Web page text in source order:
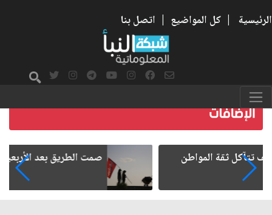
الرئيسية | كل المواضيع | اتصل بنا
صمت الطريق بعد الأربعين